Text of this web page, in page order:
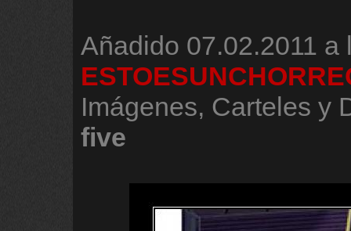
Añadido 07.02.2011 a
Imágenes, Carteles y
five